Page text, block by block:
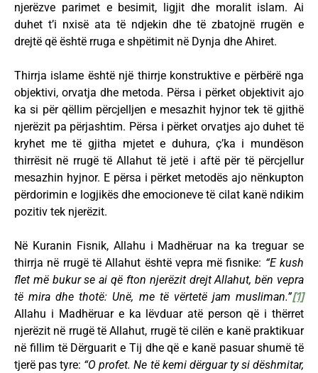
njerëzve parimet e besimit, ligjit dhe moralit islam. Ai
duhet t’i nxisë ata të ndjekin dhe të zbatojnë rrugën e
drejtë që është rruga e shpëtimit në Dynja dhe Ahiret.
Thirrja islame është një thirrje konstruktive e përbërë nga
objektivi, orvatja dhe metoda. Përsa i përket objektivit ajo
ka si për qëllim përcjelljen e mesazhit hyjnor tek të gjithë
njerëzit pa përjashtim. Përsa i përket orvatjes ajo duhet të
kryhet me të gjitha mjetet e duhura, ç’ka i mundëson
thirrësit në rrugë të Allahut të jetë i aftë për të përcjellur
mesazhin hyjnor. E përsa i përket metodës ajo nënkupton
përdorimin e logjikës dhe emocioneve të cilat kanë ndikim
pozitiv tek njerëzit.
Në Kuranin Fisnik, Allahu i Madhëruar na ka treguar se
thirrja në rrugë të Allahut është vepra më fisnike: “E kush
flet më bukur se ai që fton njerëzit drejt Allahut, bën vepra
të mira dhe thotë: Unë, me të vërtetë jam musliman.”[1]
Allahu i Madhëruar e ka lëvduar atë person që i thërret
njerëzit në rrugë të Allahut, rrugë të cilën e kanë praktikuar
në fillim të Dërguarit e Tij dhe që e kanë pasuar shumë të
tjerë pas tyre: “O profet. Ne të kemi dërguar ty si dëshmitar,